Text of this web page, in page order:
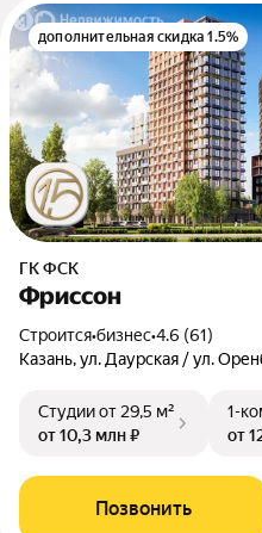
дополнительная скидка 1.5%
ГК ФСК
Фриссон
Строится•бизнес•4.6 (61)
Казань, ул. Даурская / ул.
Студииот 29,5 м²
от 10,3 млн ₽
1-
от
Позвонить